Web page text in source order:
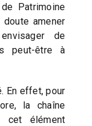
Patrimoine
doute amener
de
peut-être à
En effet, pour
la chaîne
cet élément